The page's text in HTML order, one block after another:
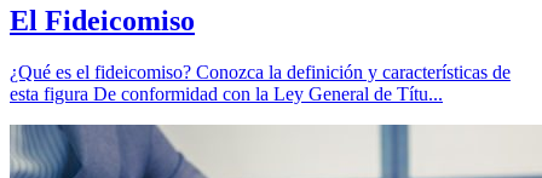
El Fideicomiso
¿Qué es el fideicomiso? Conozca la definición y características de
esta figura De conformidad con la Ley General de Títu...